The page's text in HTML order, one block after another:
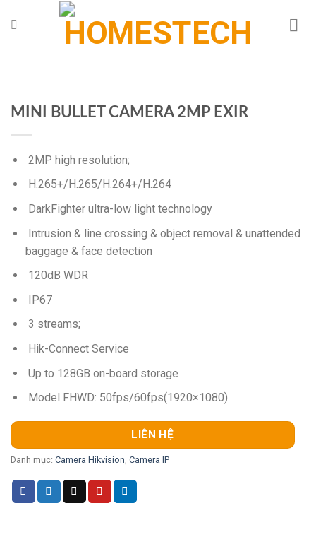
đến
MINI BULLET CAMERA 2MP EXIR
2MP high resolution;
H.265+/H.265/H.264+/H.264
DarkFighter ultra-low light technology
Intrusion & line crossing & object removal & unattended
baggage & face detection
120dB WDR
IP67
3 streams;
Hik-Connect Service
Up to 128GB on-board storage
Model FHWD: 50fps/60fps(1920×1080)
LIÊN HỆ
Danh mục: Camera Hikvision Camera IP